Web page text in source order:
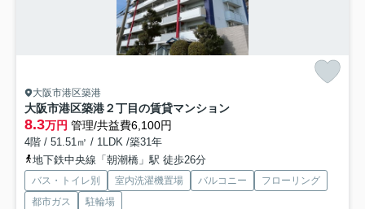
大阪市港区築港
大阪市港区築港２丁目の賃貸マンション
8.3万円 管理/共益費6,100円
4階 / 51.51㎡ / 1LDK /築31年
地下鉄中央線「朝潮橋」駅 徒歩26分
バス・トイレ別 室内洗濯機置場 バルコニー
フローリング
都市ガス
駐輪場